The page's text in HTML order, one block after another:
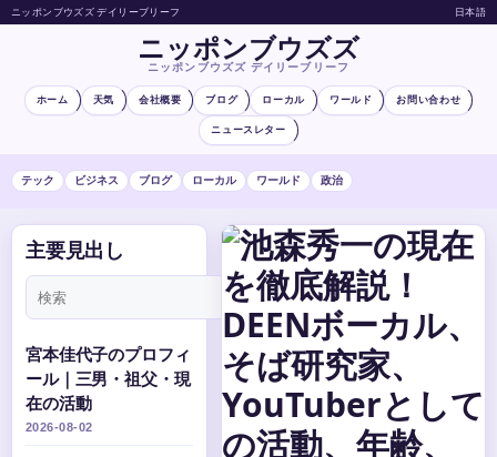
ニッポンブウズズ デイリーブリーフ 日本語
ニッポンブウズズ
ニッポンブウズズ デイリーブリーフ
ホーム 天気 会社概要 ブログ ローカル ワールド お問い合わせ
ニュースレター
テック ビジネス ブログ ローカル ワールド 政治
主要見出し
表
示
宮本佳代子のプロフィ
ール｜三男・祖父・現
在の活動
2026-08-02